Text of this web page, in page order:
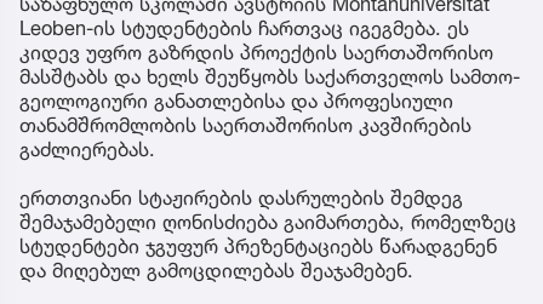
Leoben-ის სტუდენტების ჩართვაც იგეგმება. ეს
კიდევ უფრო გაზრდის პროექტის საერთაშორისო
მასშტაბს და ხელს შეუწყობს საქართველოს სამთო-
გეოლოგიური განათლებისა და პროფესიული
თანამშრომლობის საერთაშორისო კავშირების
გაძლიერებას.
ერთთვიანი სტაჟირების დასრულების შემდეგ
შემაჯამებელი ღონისძიება გაიმართება, რომელზეც
სტუდენტები ჯგუფურ პრეზენტაციებს წარადგენენ
და მიღებულ გამოცდილებას შეაჯამებენ.